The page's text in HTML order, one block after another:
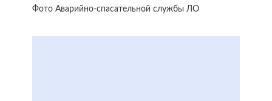
Фото Аварийно-спасательной службы ЛО